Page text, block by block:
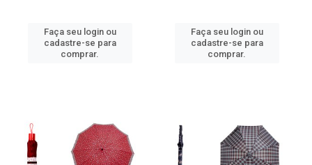
Faça seu login ou
cadastre-se para
comprar.
Faça seu login ou
cadastre-se para
comprar.